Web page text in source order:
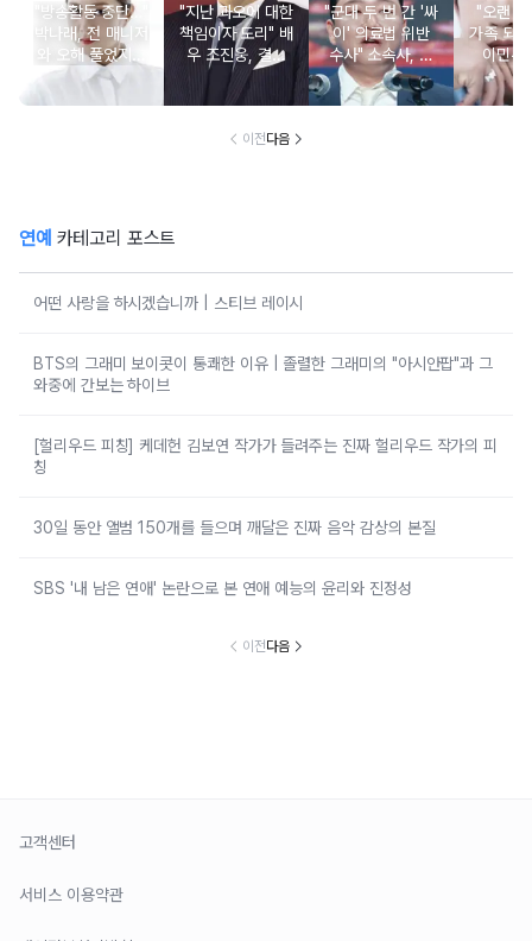
"방송활동 중단…"
박나래, 전 매니저
와 오해 풀었지만
불찰 반성
"지난 과오에 대한
책임이자 도리" 배
우 조진웅, 결국
은퇴 선언
"군대 두 번 간 '싸
이' 의료법 위반
수사" 소속사, 수
면제 대리수령 불
찰...
"오랜
가족 되
이민우
이전다음
연예 카테고리 포스트
어떤 사랑을 하시겠습니까 | 스티브 레이시
BTS의 그래미 보이콧이 통쾌한 이유 | 졸렬한 그래미의 "아시안팝"과 그
와중에 간보는 하이브
[헐리우드 피칭] 케데헌 김보연 작가가 들려주는 진짜 헐리우드 작가의 피
칭
30일 동안 앨범 150개를 들으며 깨달은 진짜 음악 감상의 본질
SBS '내 남은 연애' 논란으로 본 연애 예능의 윤리와 진정성
이전다음
고객센터
서비스 이용약관